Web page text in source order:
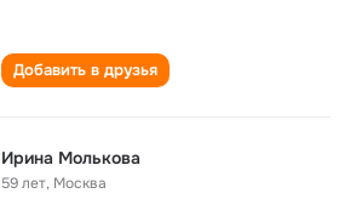
Добавить в друзья
Ирина Молькова
59 лет, Москва